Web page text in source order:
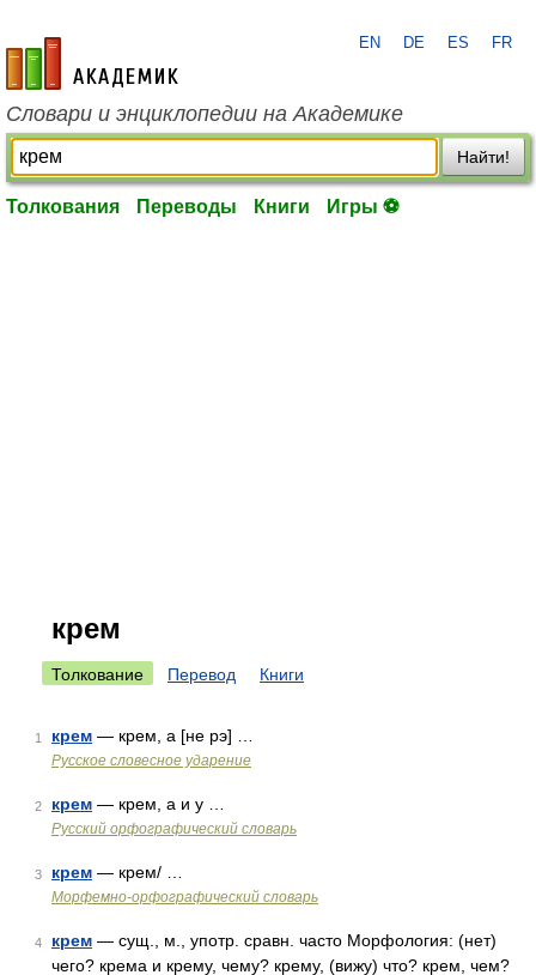
academic.ru
EN DE ES FR
Словари и энциклопедии на Академике
Найти!
Толкования Переводы Книги Игры ⚽
крем
Толкование Перевод Книги
1 крем — крем, а [не рэ] …
Русское словесное ударение
2 крем — крем, а и у …
Русский орфографический словарь
3 крем — крем/ …
Морфемно-орфографический словарь
4 крем — сущ., м., употр. сравн. часто Морфология: (нет)
чего? крема и крему, чему? крему, (вижу) что? крем, чем?